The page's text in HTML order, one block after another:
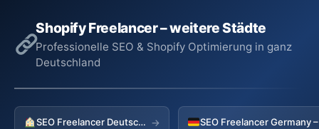
Shopify Freelancer – weitere Städte
Professionelle SEO & Shopify Optimierung in ganz
Deutschland
SEO Freelancer Deutschland →